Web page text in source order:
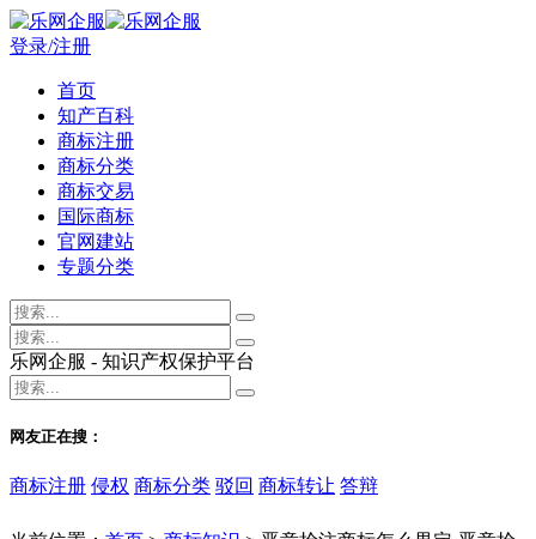
登录/注册
首页
知产百科
商标注册
商标分类
商标交易
国际商标
官网建站
专题分类
乐网企服 - 知识产权保护平台
网友正在搜：
商标注册 侵权 商标分类 驳回 商标转让 答辩